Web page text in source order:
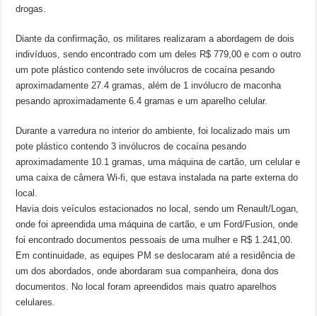
drogas.
Diante da confirmação, os militares realizaram a abordagem de dois
indivíduos, sendo encontrado com um deles R$ 779,00 e com o outro
um pote plástico contendo sete invólucros de cocaína pesando
aproximadamente 27.4 gramas, além de 1 invólucro de maconha
pesando aproximadamente 6.4 gramas e um aparelho celular.
Durante a varredura no interior do ambiente, foi localizado mais um
pote plástico contendo 3 invólucros de cocaína pesando
aproximadamente 10.1 gramas, uma máquina de cartão, um celular e
uma caixa de câmera Wi-fi, que estava instalada na parte externa do
local.
Havia dois veículos estacionados no local, sendo um Renault/Logan,
onde foi apreendida uma máquina de cartão, e um Ford/Fusion, onde
foi encontrado documentos pessoais de uma mulher e R$ 1.241,00.
Em continuidade, as equipes PM se deslocaram até a residência de
um dos abordados, onde abordaram sua companheira, dona dos
documentos. No local foram apreendidos mais quatro aparelhos
celulares.